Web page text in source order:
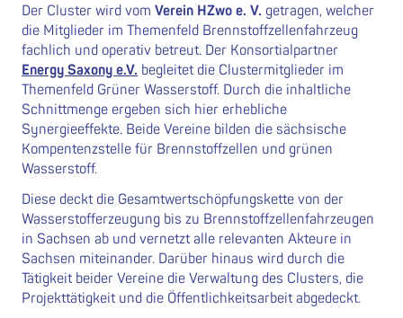
Der Cluster wird vom Verein HZwo e. V. getragen, welcher
die Mitglieder im Themenfeld Brennstoffzellenfahrzeug
fachlich und operativ betreut. Der Konsortialpartner
Energy Saxony e.V. begleitet die Clustermitglieder im
Themenfeld Grüner Wasserstoff. Durch die inhaltliche
Schnittmenge ergeben sich hier erhebliche
Synergieeffekte. Beide Vereine bilden die sächsische
Kompentenzstelle für Brennstoffzellen und grünen
Wasserstoff.
Diese deckt die Gesamtwertschöpfungskette von der
Wasserstofferzeugung bis zu Brennstoffzellenfahrzeugen
in Sachsen ab und vernetzt alle relevanten Akteure in
Sachsen miteinander. Darüber hinaus wird durch die
Tätigkeit beider Vereine die Verwaltung des Clusters, die
Projekttätigkeit und die Öffentlichkeitsarbeit abgedeckt.